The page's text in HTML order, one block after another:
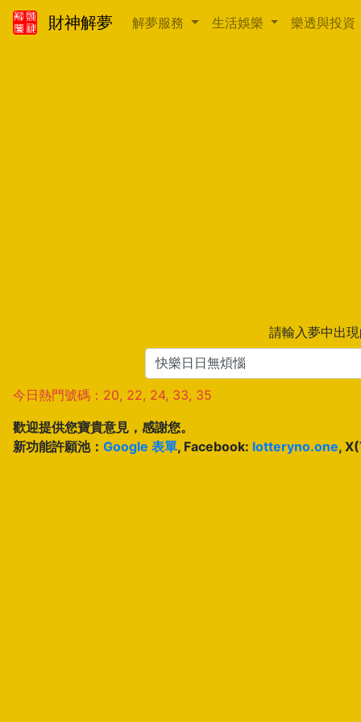
財神解夢 解夢服務 生活娛樂 樂透與投資
請輸入夢中出
今日熱門號碼：20, 22, 24, 33, 35
歡迎提供您寶貴意見，感謝您。
新功能許願池： Google 表單, Facebook: lotteryno.one,